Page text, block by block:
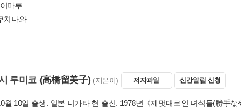
마루
치나와
루미코 (高橋留美子) (지은이) 저자파일 신간알림 신청
월 10일 출생. 일본 니가타 현 출신. 1978년《제멋대로인 녀석들(勝手